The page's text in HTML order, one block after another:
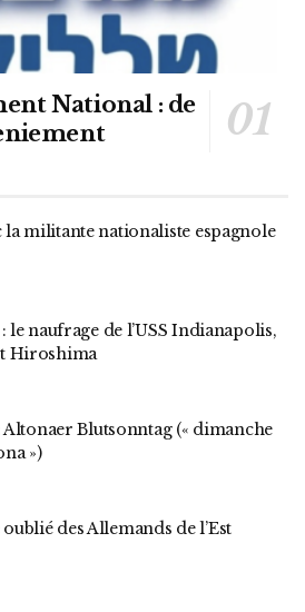
National : de
la militante nationaliste espagnole
le naufrage de l’USS Indianapolis,
Hiroshima
Altonaer Blutsonntag (« dimanche
»)
des Allemands de l’Est